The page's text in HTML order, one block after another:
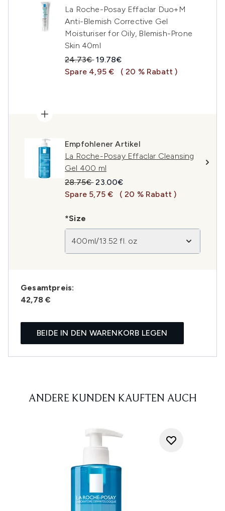
La Roche-Posay Effaclar Duo+M
Anti-Blemish Corrective Gel
Moisturiser for Oily, Blemish-Prone
Skin 40ml
Unverbindliche Preisempfehlung:
24.73€Aktueller Preis:
19.78€
Spare 4,95 €
( 20 % Rabatt )
Empfohlener Artikel
La Roche-Posay Effaclar Cleansing
Gel 400 ml
Unverbindliche Preisempfehlung:
28.75€Aktueller Preis:
23.00€
Spare 5,75 €
( 20 % Rabatt )
*Size
400ml/13.52 fl. oz
Gesamtpreis:
42,78 €
BEIDE IN DEN WARENKORB LEGEN
ANDERE KUNDEN KAUFTEN AUCH